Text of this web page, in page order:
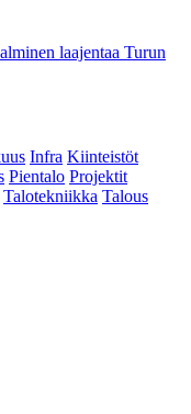
laajentaa Turun
Infra Kiinteistöt
Pientalo Projektit
Talotekniikka Talous